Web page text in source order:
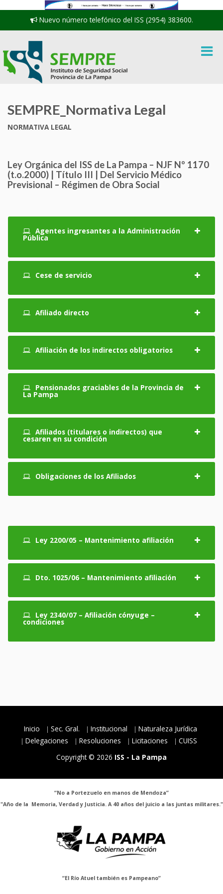
Nuevo número telefónico del ISS (2954) 383600.
SEMPRE_Normativa Legal
NORMATIVA LEGAL
Ley Orgánica del ISS de La Pampa – NJF Nº 1170
(t.o.2000) | Título III | Del Servicio Médico
Previsional – Régimen de Obra Social
Agentes ingresantes a la Administración
Pública
Cese de servicio
Afiliado directo
Afiliación de los indirectos obligatorios
Pensionados graciables de la Provincia de
La Pampa
Afiliados (titulares o indirectos) que
cesaren en su condición
Obligaciones de los Afiliados
Ley 2200/05 – Mantenimiento afiliación
Dto. 1025/06 – Mantenimiento afiliación
Ley 2340/07 – Afiliación cónyuge –
condiciones
Inicio Sec. Gral. Institucional
Naturaleza Jurídica
Delegaciones
Resoluciones Licitaciones
CUISS
Copyright © 2026 ISS - La Pampa
“No a Portezuelo en manos de Mendoza”
"Año de la Memoria, Verdad y Justicia. A 40 años del juicio a las juntas militares."
“El Río Atuel también es Pampeano”